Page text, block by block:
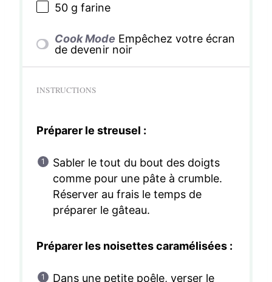
50 g farine
Cook Mode Empêchez votre écran
de devenir noir
INSTRUCTIONS
Préparer le streusel :
Sabler le tout du bout des doigts
comme pour une pâte à crumble.
Réserver au frais le temps de
préparer le gâteau.
Préparer les noisettes caramélisées :
Dans une petite poêle, verser le